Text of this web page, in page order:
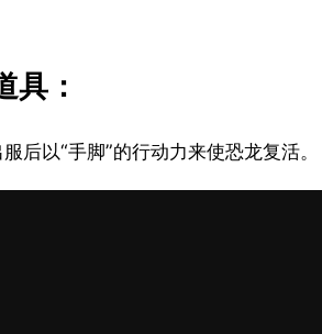
具：
后以“手脚”的行动力来使恐龙复活。